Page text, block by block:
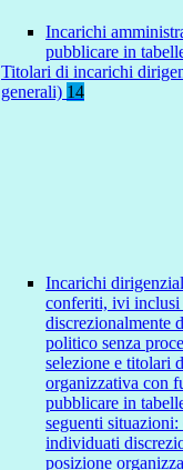
Incarichi
pubblicare in
Titolari di incarichi
generali) 14
Incarichi
conferiti, ivi
discrezionalmente
politico senza
selezione e titolari
organizzativa con
pubblicare in
seguenti
individuati
posizione